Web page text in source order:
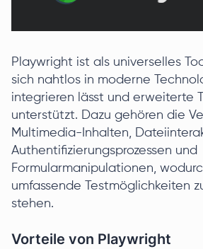
Playwright ist als universelles
sich nahtlos in moderne
integrieren lässt und erweiterte
unterstützt. Dazu gehören die
Multimedia-Inhalten,
Authentifizierungsprozessen und
Formularmanipulationen,
umfassende Testmöglichkeiten
stehen.
Vorteile von Playwright